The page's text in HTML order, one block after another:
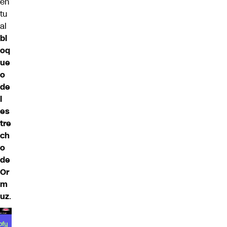
tu
al
bl
oq
ue
o
de
l
es
tre
ch
o
de
Or
m
uz.